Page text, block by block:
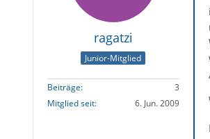
ragatzi
Junior-Mitglied
Beiträge
3
Mitglied seit
6. Jun. 2009